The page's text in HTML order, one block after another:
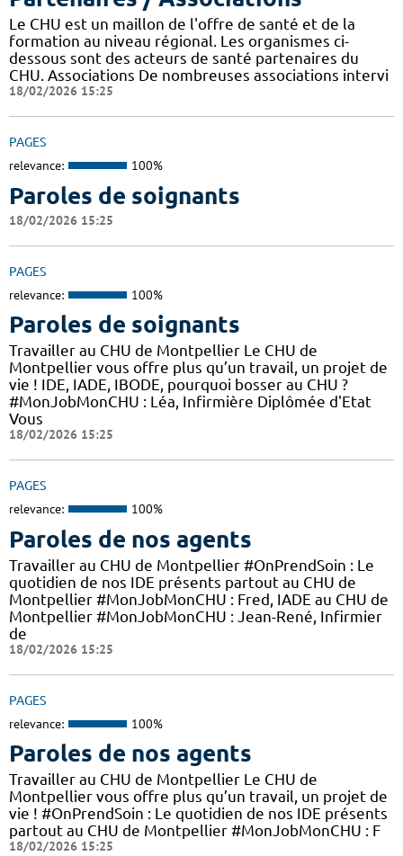
Le CHU est un maillon de l'offre de santé et de la
formation au niveau régional. Les organismes ci-
dessous sont des acteurs de santé partenaires du
CHU. Associations De nombreuses associations intervi
18/02/2026 15:25
PAGES
relevance: 100%
Paroles de soignants
18/02/2026 15:25
PAGES
relevance: 100%
Paroles de soignants
Travailler au CHU de Montpellier Le CHU de
Montpellier vous offre plus qu’un travail, un projet de
vie ! IDE, IADE, IBODE, pourquoi bosser au CHU ?
#MonJobMonCHU : Léa, Infirmière Diplômée d'Etat
Vous
18/02/2026 15:25
PAGES
relevance: 100%
Paroles de nos agents
Travailler au CHU de Montpellier #OnPrendSoin : Le
quotidien de nos IDE présents partout au CHU de
Montpellier #MonJobMonCHU : Fred, IADE au CHU de
Montpellier #MonJobMonCHU : Jean-René, Infirmier
de
18/02/2026 15:25
PAGES
relevance: 100%
Paroles de nos agents
Travailler au CHU de Montpellier Le CHU de
Montpellier vous offre plus qu’un travail, un projet de
vie ! #OnPrendSoin : Le quotidien de nos IDE présents
partout au CHU de Montpellier #MonJobMonCHU : F
18/02/2026 15:25